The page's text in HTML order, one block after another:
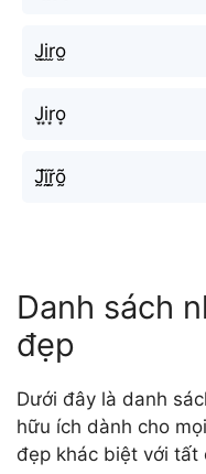
J̫i̫r̫o̫
J͙i͙r͙o͙
J̰̃ḭ̃r̰̃õ̰
Danh sách
đẹp
Dưới đây là danh
hữu ích dành cho
đẹp khác biệt với tất